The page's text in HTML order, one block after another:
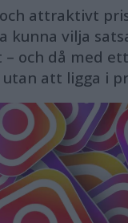
attraktivt
kunna vilja
– och då med
att ligga i